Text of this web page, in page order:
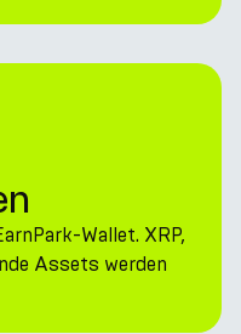
Wallet. XRP,
Assets werden